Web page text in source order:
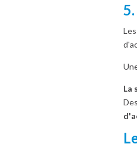
La
Des